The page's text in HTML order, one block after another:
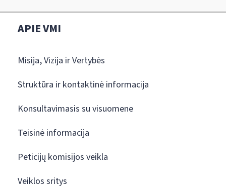
APIE VMI
Misija, Vizija ir Vertybės
Struktūra ir kontaktinė informacija
Konsultavimasis su visuomene
Teisinė informacija
Peticijų komisijos veikla
Veiklos sritys